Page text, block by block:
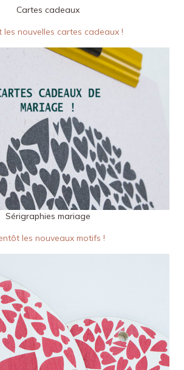
Cartes cadeaux
les nouvelles cartes cadeaux !
Sérigraphies mariage
les nouveaux motifs !